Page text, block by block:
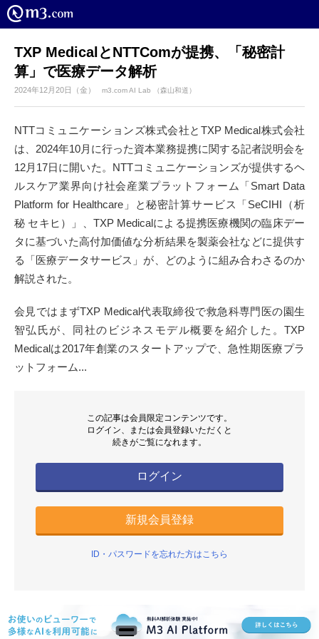
TXP MedicalとNTTComが提携、「秘密計
算」で医療データ解析
2024年12月20日（金） m3.com AI Lab （森山和道）
NTTコミュニケーションズ株式会社とTXP Medical株式会社
は、2024年10月に行った資本業務提携に関する記者説明会を
12月17日に開いた。NTTコミュニケーションズが提供するヘ
ルスケア業界向け社会産業プラットフォーム「Smart Data
Platform for Healthcare」と秘密計算サービス「SeCIHI（析
秘 セキヒ）」、TXP Medicalによる提携医療機関の臨床デー
タに基づいた高付加価値な分析結果を製薬会社などに提供す
る「医療データサービス」が、どのように組み合わさるのか
解説された。
会見ではまずTXP Medical代表取締役で救急科専門医の園生
智弘氏が、同社のビジネスモデル概要を紹介した。TXP
Medicalは2017年創業のスタートアップで、急性期医療プラ
ットフォーム...
この記事は会員限定コンテンツです。
ログイン、または会員登録いただくと
続きがご覧になれます。
ログイン
新規会員登録
ID・パスワードを忘れた方はこちら